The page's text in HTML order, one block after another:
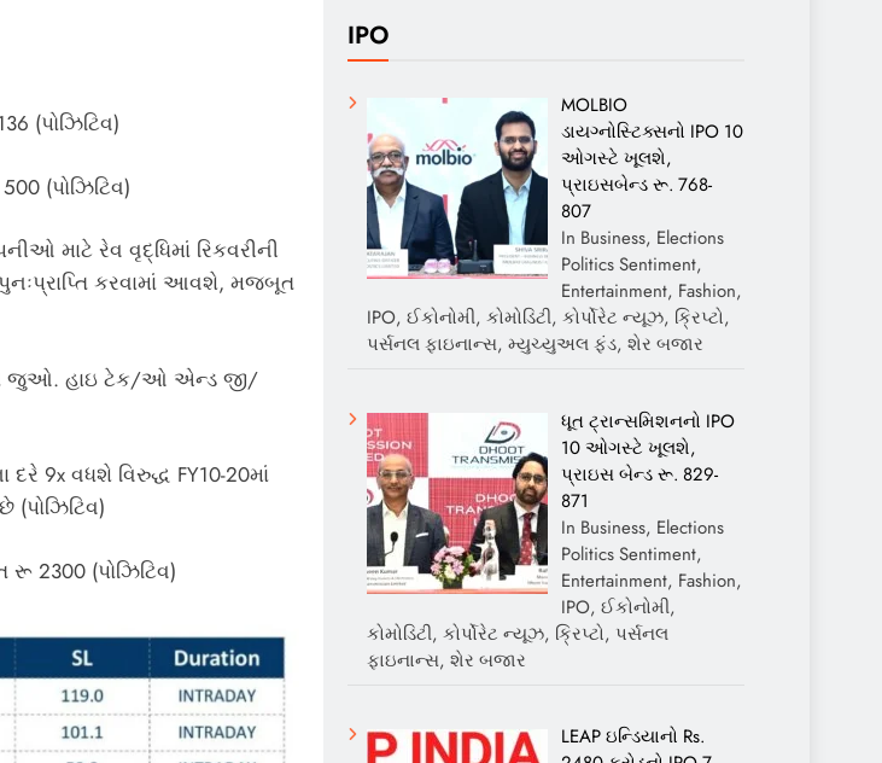
(પોઝિટિવ)
(પોઝિટિવ)
માટે રેવ વૃદ્ધિમાં રિકવરીની
પુનઃપ્રાપ્તિ કરવામાં આવશે, મજબૂત
જુઓ. હાઇ ટેક/ઓ એન્ડ જી/
9x વધશે વિરુદ્ધ FY10-20માં
(પોઝિટિવ)
રૂ 2300 (પોઝિટિવ)
IPO
MOLBIO
ડાયગ્નોસ્ટિક્સનો IPO 10
ઓગસ્ટે ખૂલશે,
પ્રાઇસબેન્ડ રૂ. 768-
807
In Business, Elections
Politics Sentiment,
Entertainment, Fashion,
IPO, ઈકોનોમી, કોમોડિટી, કોર્પોરેટ ન્યૂઝ, ક્રિપ્ટો,
પર્સનલ ફાઇનાન્સ, મ્યુચ્યુઅલ ફંડ, શેર બજાર
ધૂત ટ્રાન્સમિશનનો IPO
10 ઓગસ્ટે ખૂલશે,
પ્રાઇસ બેન્ડ રૂ. 829-
871
In Business, Elections
Politics Sentiment,
Entertainment, Fashion,
IPO, ઈકોનોમી,
કોમોડિટી, કોર્પોરેટ ન્યૂઝ, ક્રિપ્ટો, પર્સનલ
ફાઇનાન્સ, શેર બજાર
LEAP ઇન્ડિયાનો Rs.